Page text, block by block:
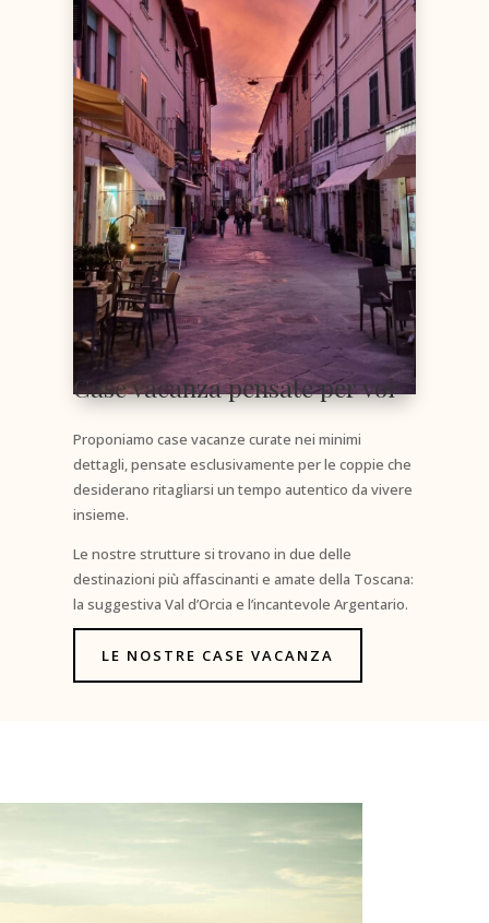
Case vacanza pensate per voi
Proponiamo case vacanze curate nei minimi
dettagli, pensate esclusivamente per le coppie che
desiderano ritagliarsi un tempo autentico da vivere
insieme.
Le nostre strutture si trovano in due delle
destinazioni più affascinanti e amate della Toscana:
la suggestiva Val d’Orcia e l’incantevole Argentario.
LE NOSTRE CASE VACANZA